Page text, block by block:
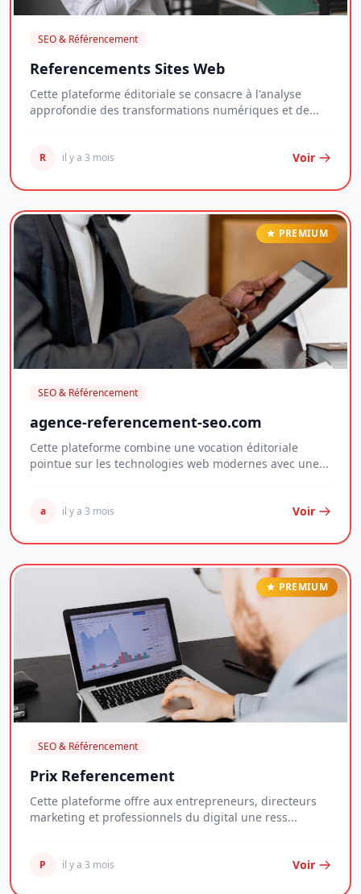
SEO & Référencement
Referencements Sites Web
Cette plateforme éditoriale se consacre à l'analyse
approfondie des transformations numériques et de...
R il y a 3 mois Voir
PREMIUM
SEO & Référencement
agence-referencement-seo.com
Cette plateforme combine une vocation éditoriale
pointue sur les technologies web modernes avec une...
a il y a 3 mois Voir
PREMIUM
SEO & Référencement
Prix Referencement
Cette plateforme offre aux entrepreneurs, directeurs
marketing et professionnels du digital une ress...
P il y a 3 mois Voir